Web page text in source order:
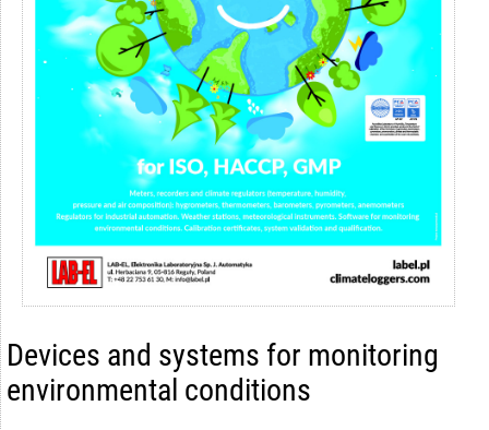
Devices and systems for monitoring
environmental conditions